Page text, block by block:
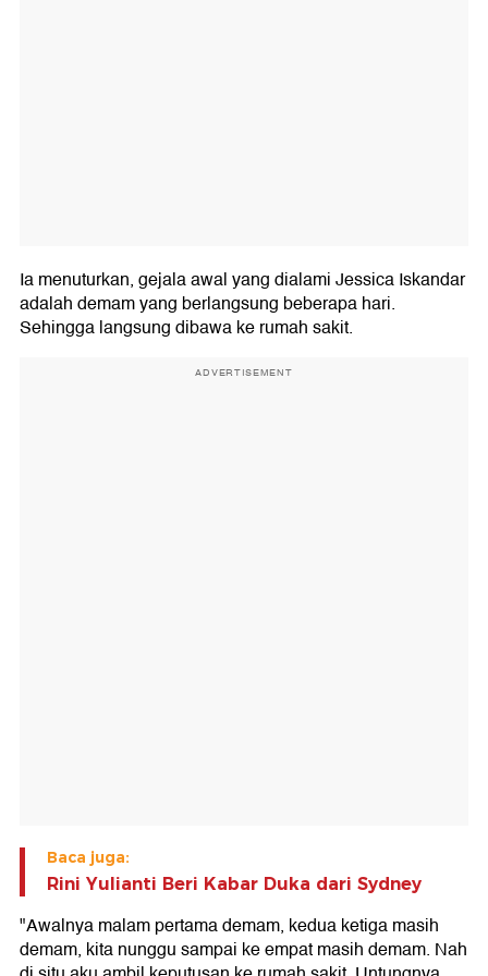
Ia menuturkan, gejala awal yang dialami Jessica Iskandar
adalah demam yang berlangsung beberapa hari.
Sehingga langsung dibawa ke rumah sakit.
ADVERTISEMENT
Baca juga:
Rini Yulianti Beri Kabar Duka dari Sydney
"Awalnya malam pertama demam, kedua ketiga masih
demam, kita nunggu sampai ke empat masih demam. Nah